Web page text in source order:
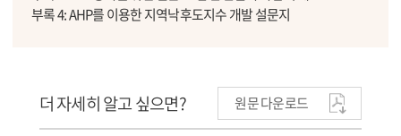
부록 4: AHP를 이용한 지역낙후도지수 개발 설문지
더 자세히 알고 싶으면? 원문 다운로드